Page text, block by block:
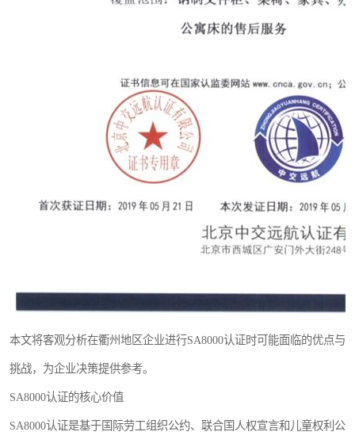
本文将客观分析在衢州地区企业进行SA8000认证时可能面临的优点与
挑战，为企业决策提供参考。
SA8000认证的核心价值
SA8000认证是基于国际劳工组织公约、联合国人权宣言和儿童权利公